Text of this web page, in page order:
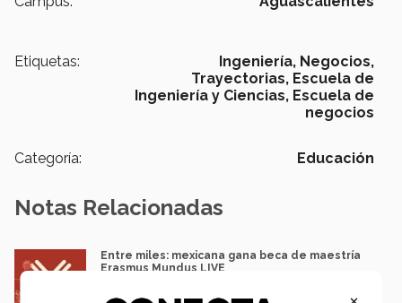
Etiquetas: Ingeniería, Negocios,
Trayectorias, Escuela de
Ingeniería y Ciencias, Escuela de
negocios
Categoría: Educación
Notas Relacionadas
Entre miles: mexicana gana beca de maestría
Erasmus Mundus LIVE